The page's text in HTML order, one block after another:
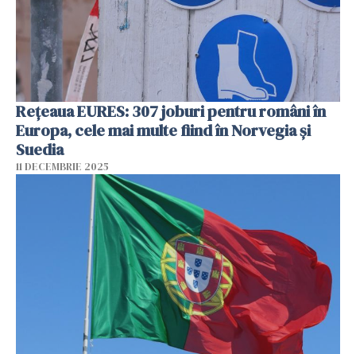
Rețeaua EURES: 307 joburi pentru români în
Europa, cele mai multe fiind în Norvegia și
Suedia
11 DECEMBRIE 2025